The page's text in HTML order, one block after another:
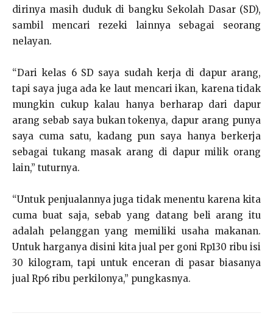
dirinya masih duduk di bangku Sekolah Dasar (SD),
sambil mencari rezeki lainnya sebagai seorang
nelayan.
“Dari kelas 6 SD saya sudah kerja di dapur arang,
tapi saya juga ada ke laut mencari ikan, karena tidak
mungkin cukup kalau hanya berharap dari dapur
arang sebab saya bukan tokenya, dapur arang punya
saya cuma satu, kadang pun saya hanya berkerja
sebagai tukang masak arang di dapur milik orang
lain,” tuturnya.
“Untuk penjualannya juga tidak menentu karena kita
cuma buat saja, sebab yang datang beli arang itu
adalah pelanggan yang memiliki usaha makanan.
Untuk harganya disini kita jual per goni Rp130 ribu isi
30 kilogram, tapi untuk enceran di pasar biasanya
jual Rp6 ribu perkilonya,” pungkasnya.